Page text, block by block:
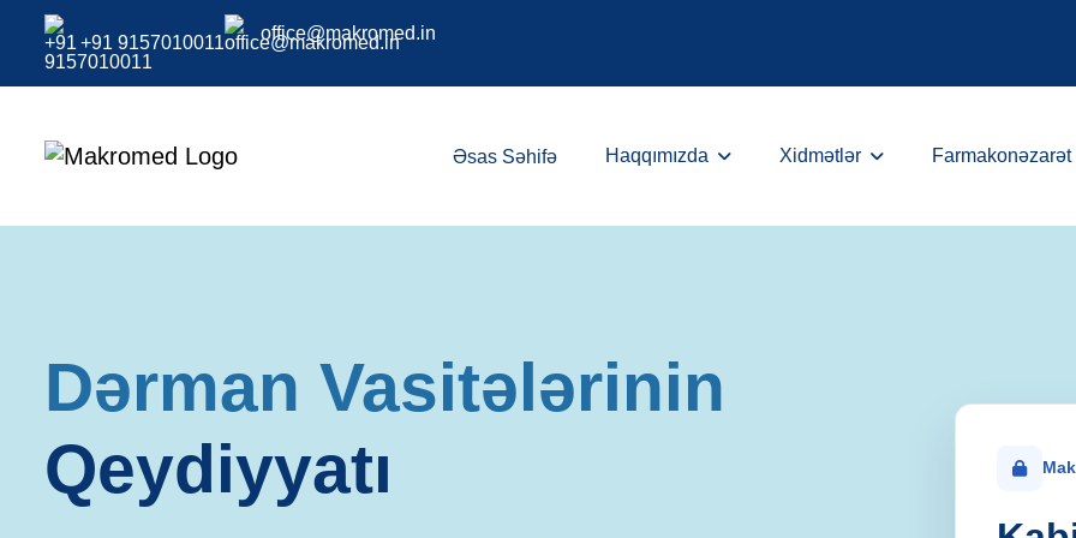
+91 9157010011 office@makromed.in
Əsas Səhifə Haqqımızda Xidmətlər Farmakonəzarət
Qida Əlavələrinin
(BAQM) Qeydiyyatı
Tibbi